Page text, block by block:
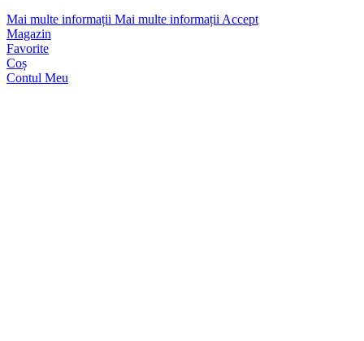
Mai multe informații Mai multe informațiiAccept
Magazin
Favorite
Coș
Contul Meu